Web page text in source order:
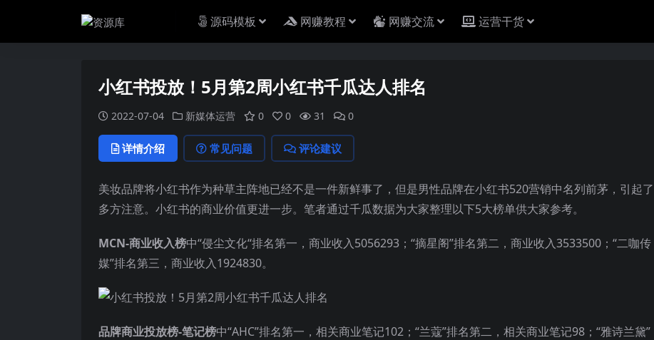
源码模板 网赚教程 网赚交流 运营干货
小红书投放！5月第2周小红书千瓜达人排名
2022-07-04 新媒体运营 0 0 31 0
详情介绍 常见问题 评论建议
美妆品牌将小红书作为种草主阵地已经不是一件新鲜事了，但是男性品牌在小红书520营销中名列前茅，引起了
多方注意。小红书的商业价值更进一步。笔者通过千瓜数据为大家整理以下5大榜单供大家参考。
MCN-商业收入榜中“侵尘文化“排名第一，商业收入5056293；“摘星阁”排名第二，商业收入3533500；“二咖传
媒”排名第三，商业收入1924830。
品牌商业投放榜-笔记榜中“AHC”排名第一，相关商业笔记102；“兰蔻”排名第二，相关商业笔记98；“雅诗兰黛”